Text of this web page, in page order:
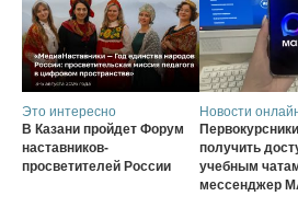
Это интересно
В Казани пройдет Форум
наставников-
просветителей России
Новости
получить
учебным
мессенджер